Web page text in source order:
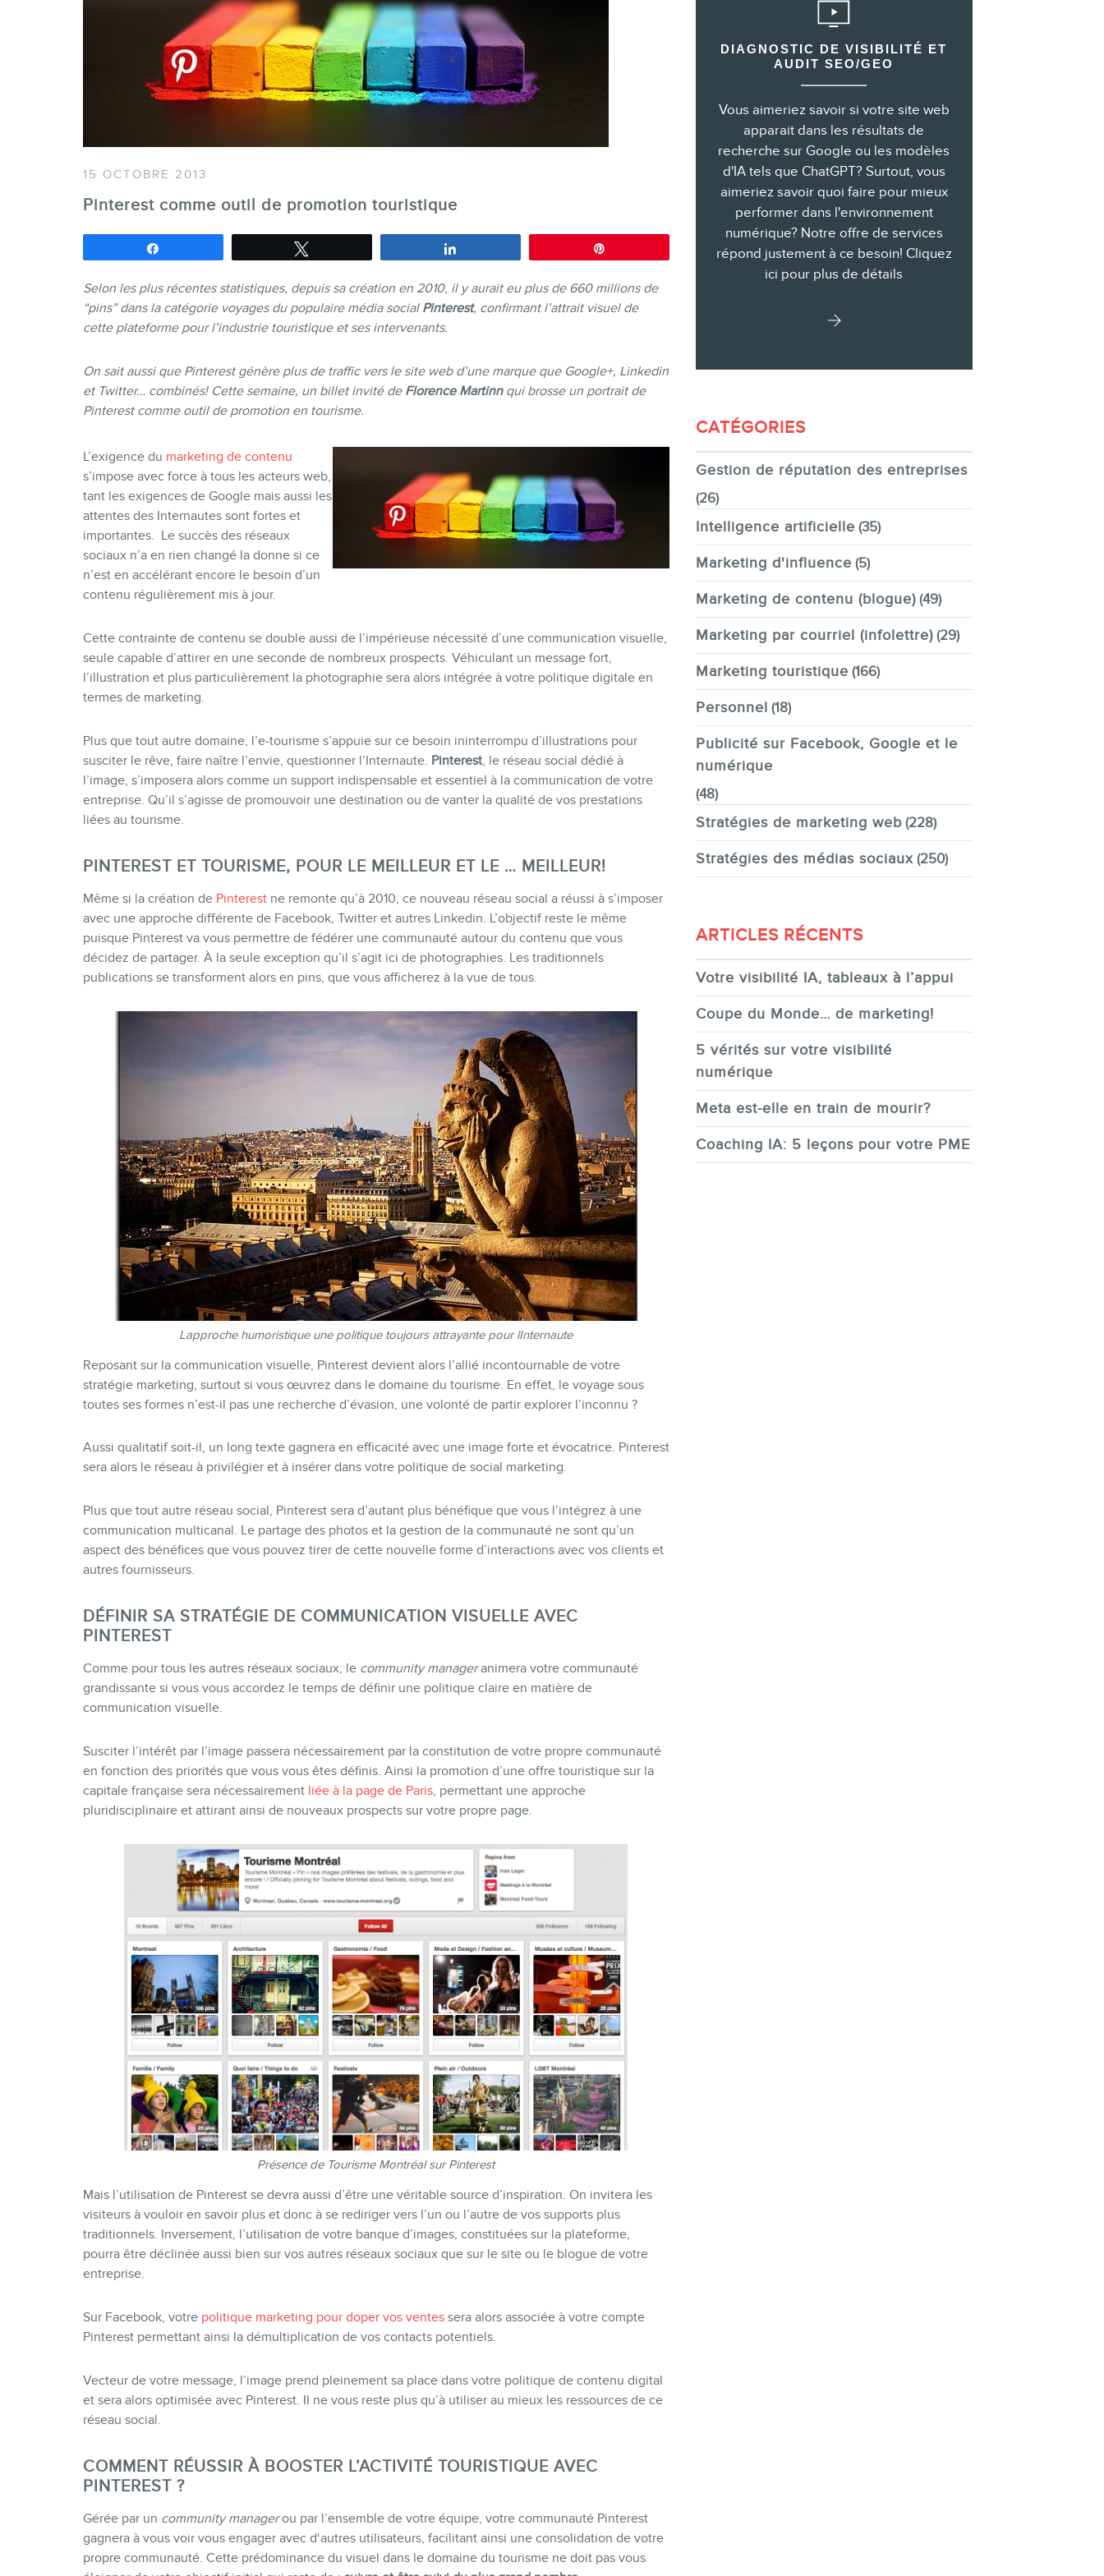
Formations marketing de groupe
Consultations
Audits web (SEO) et IA (GEO)
Ebooks
BOUTIQUE
CONTACT
INFOLETTRE
15 OCTOBRE 2013
Pinterest comme outil de promotion touristique
Selon les plus récentes statistiques, depuis sa création en 2010, il y aurait eu plus de 660 millions de
“pins” dans la catégorie voyages du populaire média social Pinterest, confirmant l’attrait visuel de
cette plateforme pour l’industrie touristique et ses intervenants.
On sait aussi que Pinterest génère plus de traffic vers le site web d’une marque que Google+, Linkedin
et Twitter… combinés! Cette semaine, un billet invité de Florence Martinnqui brosse un portrait de
Pinterest comme outil de promotion en tourisme.
L’exigence du marketing de contenu
s’impose avec force à tous les acteurs web,
tant les exigences de Google mais aussi les
attentes des Internautes sont fortes et
importantes. Le succès des réseaux
sociaux n’a en rien changé la donne si ce
n’est en accélérant encore le besoin d’un
contenu régulièrement mis à jour.
Cette contrainte de contenu se double aussi de l’impérieuse nécessité d’une communication visuelle,
seule capable d’attirer en une seconde de nombreux prospects. Véhiculant un message fort,
l’illustration et plus particulièrement la photographie sera alors intégrée à votre politique digitale en
termes de marketing.
Plus que tout autre domaine, l’e-tourisme s’appuie sur ce besoin ininterrompu d’illustrations pour
susciter le rêve, faire naître l’envie, questionner l’Internaute. Pinterest, le réseau social dédié à
l’image, s’imposera alors comme un support indispensable et essentiel à la communication de votre
entreprise. Qu’il s’agisse de promouvoir une destination ou de vanter la qualité de vos prestations
liées au tourisme.
PINTEREST ET TOURISME, POUR LE MEILLEUR ET LE … MEILLEUR!
Même si la création de Pinterestne remonte qu’à 2010, ce nouveau réseau social a réussi à s’imposer
avec une approche différente de Facebook, Twitter et autres Linkedin. L’objectif reste le même
puisque Pinterest va vous permettre de fédérer une communauté autour du contenu que vous
décidez de partager. À la seule exception qu’il s’agit ici de photographies. Les traditionnels
publications se transforment alors en pins, que vous afficherez à la vue de tous.
Lapproche humoristique une politique toujours attrayante pour lInternaute
Reposant sur la communication visuelle, Pinterest devient alors l’allié incontournable de votre
stratégie marketing, surtout si vous œuvrez dans le domaine du tourisme. En effet, le voyage sous
toutes ses formes n’est-il pas une recherche d’évasion, une volonté de partir explorer l’inconnu ?
Aussi qualitatif soit-il, un long texte gagnera en efficacité avec une image forte et évocatrice. Pinterest
sera alors le réseau à privilégier et à insérer dans votre politique de social marketing.
Plus que tout autre réseau social, Pinterest sera d’autant plus bénéfique que vous l’intégrez à une
communication multicanal. Le partage des photos et la gestion de la communauté ne sont qu’un
aspect des bénéfices que vous pouvez tirer de cette nouvelle forme d’interactions avec vos clients et
autres fournisseurs.
DÉFINIR SA STRATÉGIE DE COMMUNICATION VISUELLE AVEC
PINTEREST
Comme pour tous les autres réseaux sociaux, le community manageranimera votre communauté
grandissante si vous vous accordez le temps de définir une politique claire en matière de
communication visuelle.
Susciter l’intérêt par l’image passera nécessairement par la constitution de votre propre communauté
en fonction des priorités que vous vous êtes définis. Ainsi la promotion d’une offre touristique sur la
capitale française sera nécessairement liée à la page de Paris, permettant une approche
pluridisciplinaire et attirant ainsi de nouveaux prospects sur votre propre page.
Présence de Tourisme Montréal sur Pinterest
Mais l’utilisation de Pinterest se devra aussi d’être une véritable source d’inspiration. On invitera les
visiteurs à vouloir en savoir plus et donc à se rediriger vers l’un ou l’autre de vos supports plus
traditionnels. Inversement, l’utilisation de votre banque d’images, constituées sur la plateforme,
pourra être déclinée aussi bien sur vos autres réseaux sociaux que sur le site ou le blogue de votre
entreprise.
Sur Facebook, votre politique marketing pour doper vos ventessera alors associée à votre compte
Pinterest permettant ainsi la démultiplication de vos contacts potentiels.
Vecteur de votre message, l’image prend pleinement sa place dans votre politique de contenu digital
et sera alors optimisée avec Pinterest. Il ne vous reste plus qu’à utiliser au mieux les ressources de ce
réseau social.
COMMENT RÉUSSIR À BOOSTER L’ACTIVITÉ TOURISTIQUE AVEC
PINTEREST ?
Gérée par un community managerou par l’ensemble de votre équipe, votre communauté Pinterest
gagnera à vous voir vous engager avec d‘autres utilisateurs, facilitant ainsi une consolidation de votre
propre communauté. Cette prédominance du visuel dans le domaine du tourisme ne doit pas vous
DIAGNOSTIC DE VISIBILITÉ ET
AUDIT SEO/GEO
Vous aimeriez savoir si votre site web
apparait dans les résultats de
recherche sur Google ou les modèles
d'IA tels que ChatGPT? Surtout, vous
aimeriez savoir quoi faire pour mieux
performer dans l'environnement
numérique? Notre offre de services
répond justement à ce besoin! Cliquez
ici pour plus de détails
CATÉGORIES
Gestion de réputation des entreprises
(26)
Intelligence artificielle (35)
Marketing d'influence (5)
Marketing de contenu (blogue)(49)
Marketing par courriel (infolettre)(29)
Marketing touristique (166)
Personnel (18)
Publicité sur Facebook, Google et le
numérique
(48)
Stratégies de marketing web(228)
Stratégies des médias sociaux(250)
ARTICLES RÉCENTS
Votre visibilité IA, tableaux à l’appui
Coupe du Monde… de marketing!
5 vérités sur votre visibilité
numérique
Meta est-elle en train de mourir?
Coaching IA: 5 leçons pour votre PME